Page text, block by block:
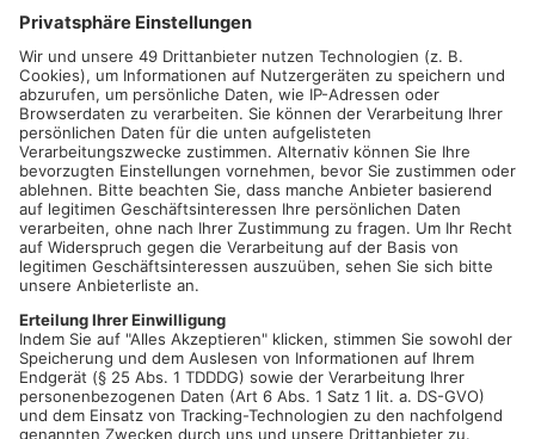
ASCHAFFENBURG.Großeinsatz der Aschaffenburger
Feuerwehr am Nachmittag im Bereich des Floßhafens. In den
Main war Öl ausgelaufen von einem bislang unbekannten
Verursacher. Spaziergänger hatten die Verunreinigung entdeckt
und die Einsatzkräfte alarmiert. Zahlreiche Feuerwehrleute und
mehrere Boote rückten auf dem Main an, um die Ölschicht zu
beseitigen. Jetzt ermittelt die Wasserschutzwasserpolizei.
ANZEIGE